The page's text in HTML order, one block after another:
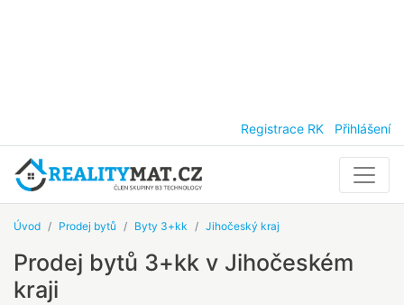
Registrace RK Přihlášení
Úvod Prodej bytů Byty 3+kk Jihočeský kraj
Prodej bytů 3+kk v Jihočeském
kraji